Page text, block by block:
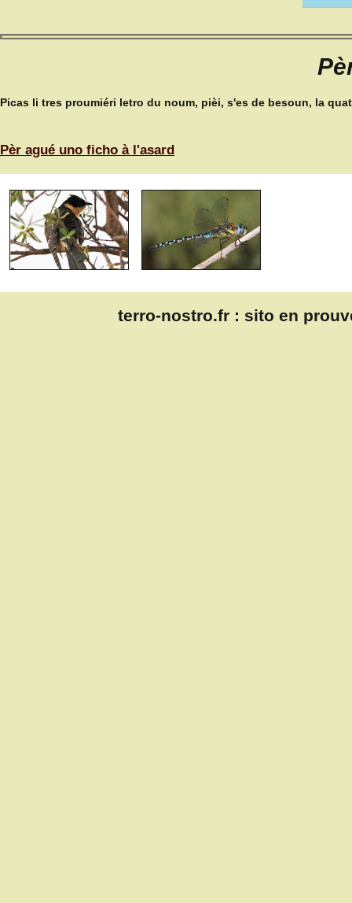
Picas li tres proumiéri letro du noum, pièi, s'es de besoun, la
Pèr agué uno ficho à l'asard
terro-nostro.fr : sito en